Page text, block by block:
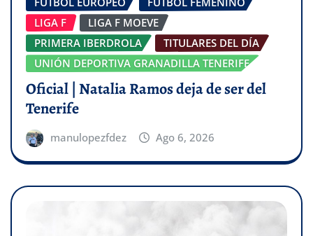
LIGA F
LIGA F MOEVE
PRIMERA IBERDROLA
TITULARES DEL DÍA
UNIÓN DEPORTIVA GRANADILLA TENERIFE
Oficial | Natalia Ramos deja de ser del
Tenerife
manulopezfdez Ago 6, 2026